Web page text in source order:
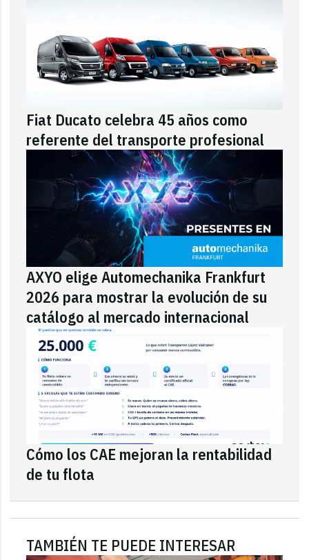
Fiat Ducato celebra 45 años como
referente del transporte profesional
AXYO elige Automechanika Frankfurt
2026 para mostrar la evolución de su
catálogo al mercado internacional
Cómo los CAE mejoran la rentabilidad
de tu flota
TAMBIÉN TE PUEDE INTERESAR